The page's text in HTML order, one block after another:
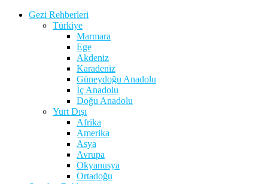
Gezi Rehberleri
Türkiye
Marmara
Ege
Akdeniz
Karadeniz
Güneydoğu Anadolu
İç Anadolu
Doğu Anadolu
Yurt Dışı
Afrika
Amerika
Asya
Avrupa
Okyanusya
Ortadoğu